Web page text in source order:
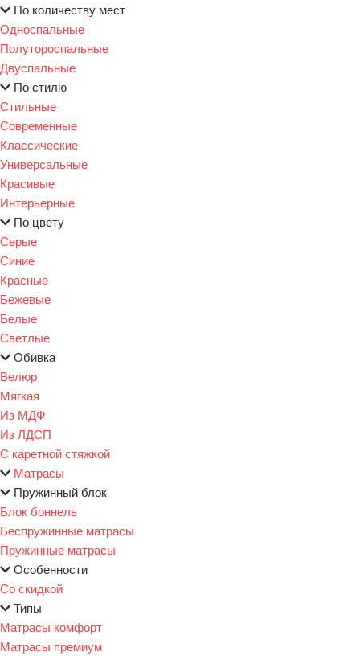
По количеству мест
Односпальные
Полутороспальные
Двуспальные
По стилю
Стильные
Современные
Классические
Универсальные
Красивые
Интерьерные
По цвету
Серые
Синие
Красные
Бежевые
Белые
Светлые
Обивка
Велюр
Мягкая
Из МДФ
Из ЛДСП
С каретной стяжкой
Матрасы
Пружинный блок
Блок боннель
Беспружинные матрасы
Пружинные матрасы
Особенности
Со скидкой
Типы
Матрасы комфорт
Матрасы премиум